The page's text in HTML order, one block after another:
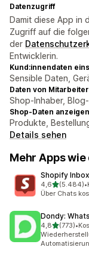
Datenzugriff
Damit diese App in
Zugriff auf die
der
Entwicklerin.
Kund:innendaten
Sensible Daten,
Daten von
Shop-Inhaber,
Shop-Daten
Produkte,
Details sehen
Mehr Apps wie
Shopify Inbox
4,6von 5(5.484)
5484 •
Über Chats
Dondy:
4,8von 5
(773)
773 •